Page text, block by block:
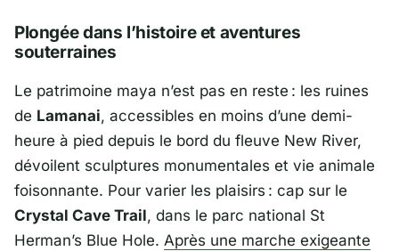
Plongée dans l’histoire et aventures
souterraines
Le patrimoine maya n’est pas en reste : les ruines
de Lamanai, accessibles en moins d’une demi-
heure à pied depuis le bord du fleuve New River,
dévoilent sculptures monumentales et vie animale
foisonnante. Pour varier les plaisirs : cap sur le
Crystal Cave Trail, dans le parc national St
Herman’s Blue Hole. Après une marche exigeante